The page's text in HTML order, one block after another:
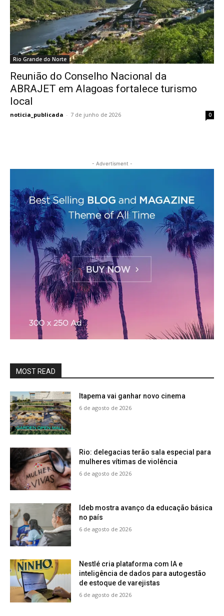
Rio Grande do Norte
Reunião do Conselho Nacional da
ABRAJET em Alagoas fortalece turismo
local
noticia_publicada - 7 de junho de 2026 0
- Advertisment -
MOST READ
Itapema vai ganhar novo cinema
6 de agosto de 2026
Rio: delegacias terão sala especial para
mulheres vítimas de violência
6 de agosto de 2026
Ideb mostra avanço da educação básica
no país
6 de agosto de 2026
Nestlé cria plataforma com IA e
inteligência de dados para autogestão
de estoque de varejistas
6 de agosto de 2026